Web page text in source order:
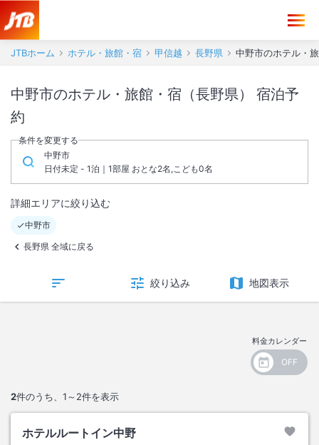
JTBホーム ホテル・旅館・宿 甲信越 長野県 中野市のホテル・
中野市のホテル・旅館・宿（長野県） 宿泊予
約
条件を変更する
中野市
日付未定 - 1泊｜1部屋 おとな2名,こども0名
詳細エリアに絞り込む
中野市
長野県 全域に戻る
絞り込み 地図表示
料金カレンダー
2件のうち、 1～2件を表示
ホテルルートイン中野